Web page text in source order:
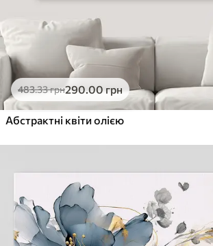
483.33грн290.00грн
Абстрактні квіти олією